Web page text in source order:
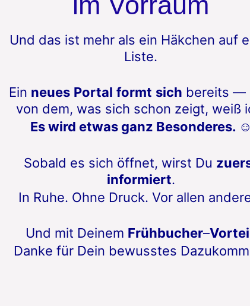
Und das ist mehr als ein Häkchen auf
Liste.
Ein neues Portal formt sich bereits —
von dem, was sich schon zeigt, weiß
Es wird etwas ganz Besonderes. ☺️
Sobald es sich öffnet, wirst Du
informiert.
In Ruhe. Ohne Druck. Vor allen
Und mit Deinem Frühbucher–
Danke für Dein bewusstes